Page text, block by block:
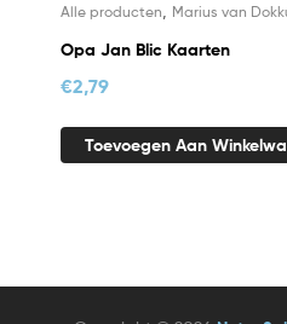
Alle producten Marius van
Opa Jan Blic Kaarten
€2,79
Toevoegen Aan